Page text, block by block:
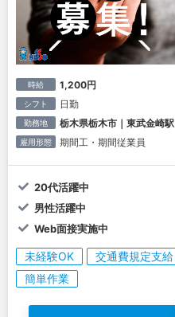
時給 1,200円
シフト 日勤
勤務地 栃木県栃木市｜東武金崎駅
雇用形態 期間工・期間従業員
20代活躍中
男性活躍中
Web面接実施中
未経験OK 交通費規定支給
簡単作業